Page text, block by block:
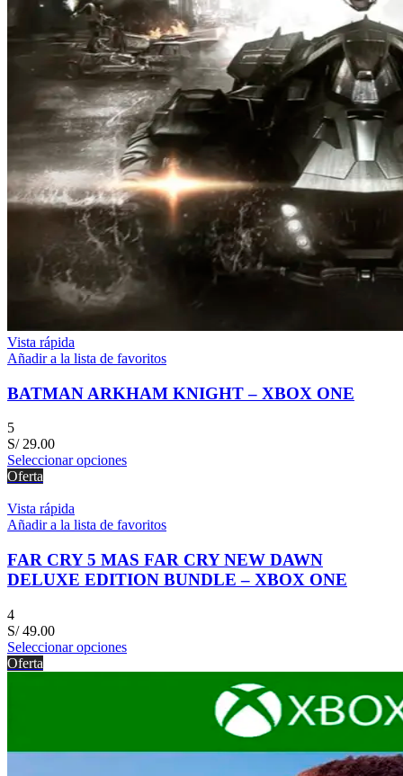
Vista rápida
Añadir a la lista de favoritos
BATMAN ARKHAM KNIGHT – XBOX ONE
5
S/29.00
Seleccionar opciones
Oferta
Vista rápida
Añadir a la lista de favoritos
FAR CRY 5 MAS FAR CRY NEW DAWN
DELUXE EDITION BUNDLE – XBOX ONE
4
S/49.00
Seleccionar opciones
Oferta